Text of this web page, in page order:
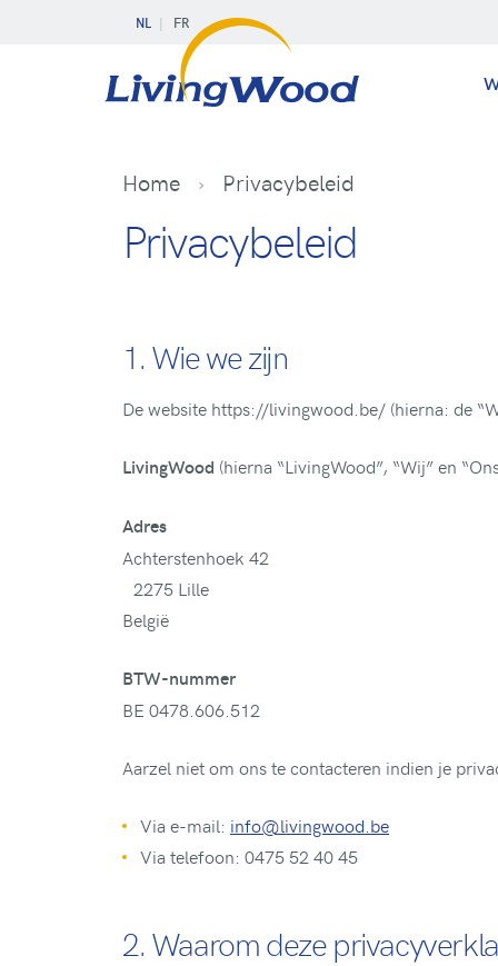
NL FR
Home Privacybeleid
Privacybeleid
1. Wie we zijn
De website https://livingwood.be/ (hierna: de
LivingWood (hierna “LivingWood”, “Wij” en
Adres
Achterstenhoek 42
2275 Lille
België
BTW-nummer
BE 0478.606.512
Aarzel niet om ons te contacteren indien je
Via e-mail: info@livingwood.be
Via telefoon: 0475 52 40 45
2. Waarom deze